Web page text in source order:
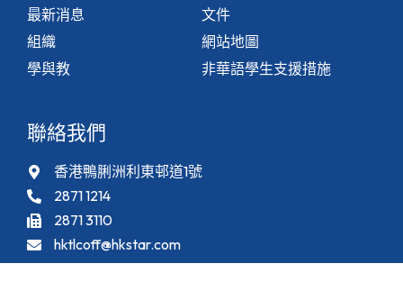
最新消息
組織
學與教
文件
網站地圖
非華語學生支援措施
聯絡我們
香港鴨脷洲利東邨道1號
2871 1214
2871 3110
hktlcoff@hkstar.com